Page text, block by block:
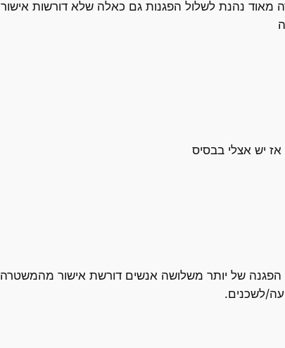
נהנת לשלול הפגנות גם כאלה שלא דורשות
יש אצלי בבסיס
הפגנה של יותר משלושה אנשים דורשת אישור
לשכנים.